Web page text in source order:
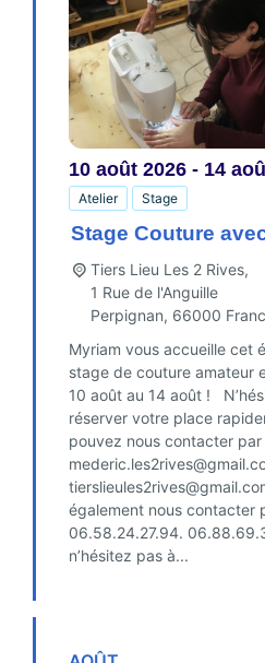
10 août 2026 - 14
Atelier Stage
Stage Couture
Tiers Lieu Les 2 Rives,
1 Rue de l'Anguille
Perpignan, 66000
Myriam vous accueille cet
stage de couture amateur
10 août au 14 août !
réserver votre place
pouvez nous contacter par
également nous contacter
06.58.24.27.94.
n’hésitez pas à...